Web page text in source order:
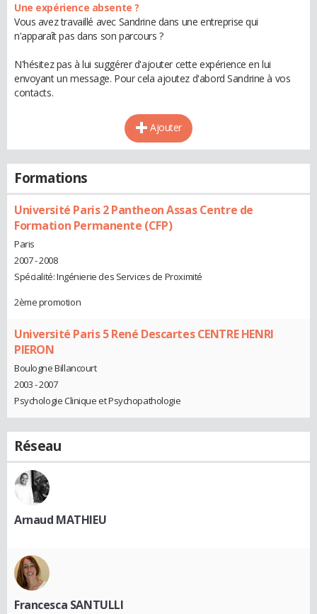
Une expérience absente ?
Vous avez travaillé avec Sandrine dans une entreprise qui
n'apparaît pas dans son parcours ?
N'hésitez pas à lui suggérer d'ajouter cette expérience en lui
envoyant un message. Pour cela ajoutez d'abord Sandrine à vos
contacts.
Ajouter
Formations
Université Paris 2 Pantheon Assas Centre de
Formation Permanente (CFP)
Paris
2007 - 2008
Spécialité: Ingénierie des Services de Proximité
2ème promotion
Université Paris 5 René Descartes CENTRE HENRI
PIERON
Boulogne Billancourt
2003 - 2007
Psychologie Clinique et Psychopathologie
Réseau
Arnaud MATHIEU
Francesca SANTULLI